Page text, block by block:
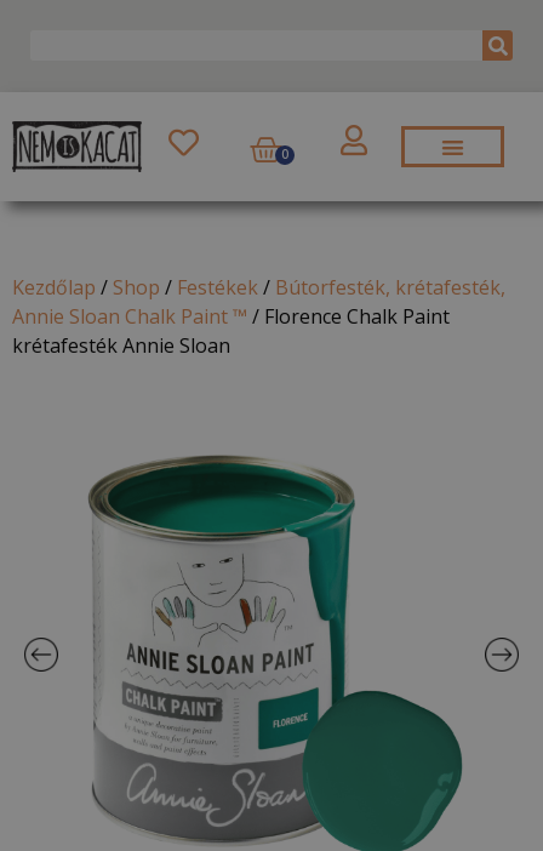
0
Kezdőlap / Shop / Festékek/ Bútorfesték, krétafesték,
Annie Sloan Chalk Paint ™ / Florence Chalk Paint
krétafesték Annie Sloan